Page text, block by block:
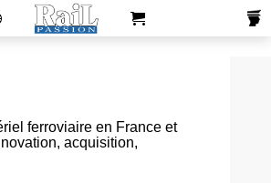
ferroviaire en France et
acquisition,